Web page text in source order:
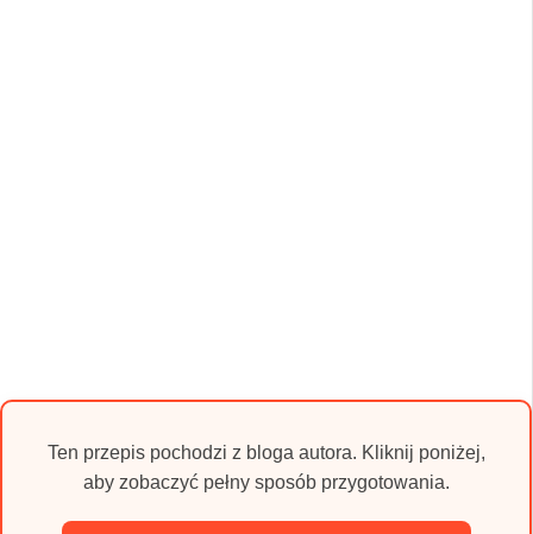
Ten przepis pochodzi z bloga autora. Kliknij poniżej,
aby zobaczyć pełny sposób przygotowania.